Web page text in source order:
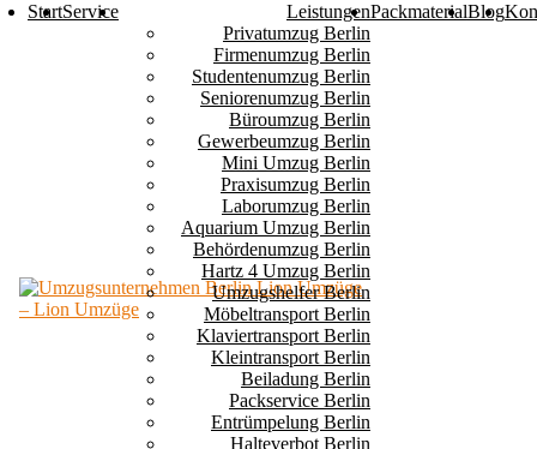
StartService
Leistungen
Privatumzug Berlin
Firmenumzug Berlin
Studentenumzug Berlin
Seniorenumzug Berlin
Büroumzug Berlin
Gewerbeumzug Berlin
Mini Umzug Berlin
Praxisumzug Berlin
Laborumzug Berlin
Aquarium Umzug Berlin
Behördenumzug Berlin
Hartz 4 Umzug Berlin
Umzugshelfer Berlin
Möbeltransport Berlin
Klaviertransport Berlin
Kleintransport Berlin
Beiladung Berlin
Packservice Berlin
Entrümpelung Berlin
Halteverbot Berlin
PackmaterialBlog